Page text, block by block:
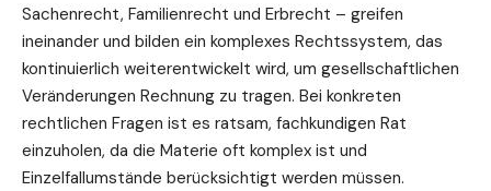
Sachenrecht, Familienrecht und Erbrecht – greifen
ineinander und bilden ein komplexes Rechtssystem, das
kontinuierlich weiterentwickelt wird, um gesellschaftlichen
Veränderungen Rechnung zu tragen. Bei konkreten
rechtlichen Fragen ist es ratsam, fachkundigen Rat
einzuholen, da die Materie oft komplex ist und
Einzelfallumstände berücksichtigt werden müssen.